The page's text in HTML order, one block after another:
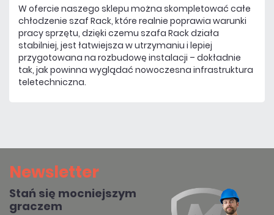
W ofercie naszego sklepu można skompletować całe
chłodzenie szaf Rack, które realnie poprawia warunki
pracy sprzętu, dzięki czemu szafa Rack działa
stabilniej, jest łatwiejsza w utrzymaniu i lepiej
przygotowana na rozbudowę instalacji – dokładnie
tak, jak powinna wyglądać nowoczesna infrastruktura
teletechniczna.
Newsletter
Stań się mocniejszym
graczem